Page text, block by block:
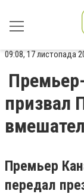
09:08, 17 листопада
призвал
Премьер
передал